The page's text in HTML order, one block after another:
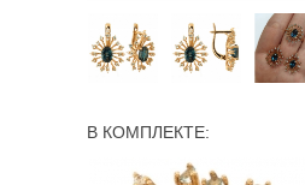
В КОМПЛЕКТЕ: